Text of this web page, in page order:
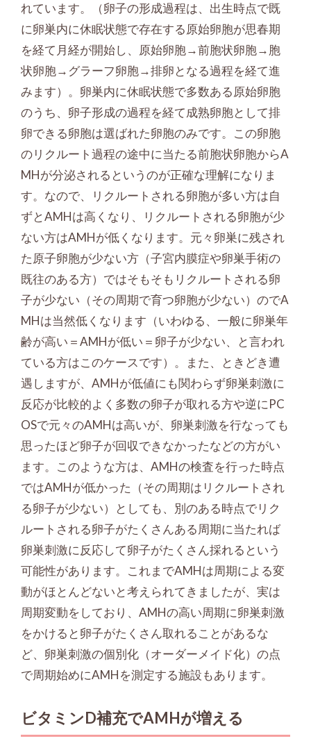
れています。（卵子の形成過程は、出生時点で既
に卵巣内に休眠状態で存在する原始卵胞が思春期
を経て月経が開始し、原始卵胞→前胞状卵胞→胞
状卵胞→グラーフ卵胞→排卵となる過程を経て進
みます）。卵巣内に休眠状態で多数ある原始卵胞
のうち、卵子形成の過程を経て成熟卵胞として排
卵できる卵胞は選ばれた卵胞のみです。この卵胞
のリクルート過程の途中に当たる前胞状卵胞からA
MHが分泌されるというのが正確な理解になりま
す。なので、リクルートされる卵胞が多い方は自
ずとAMHは高くなり、リクルートされる卵胞が少
ない方はAMHが低くなります。元々卵巣に残され
た原子卵胞が少ない方（子宮内膜症や卵巣手術の
既往のある方）ではそもそもリクルートされる卵
子が少ない（その周期で育つ卵胞が少ない）のでA
MHは当然低くなります（いわゆる、一般に卵巣年
齢が高い＝AMHが低い＝卵子が少ない、と言われ
ている方はこのケースです）。また、ときどき遭
遇しますが、AMHが低値にも関わらず卵巣刺激に
反応が比較的よく多数の卵子が取れる方や逆にPC
OSで元々のAMHは高いが、卵巣刺激を行なっても
思ったほど卵子が回収できなかったなどの方がい
ます。このような方は、AMHの検査を行った時点
ではAMHが低かった（その周期はリクルートされ
る卵子が少ない）としても、別のある時点でリク
ルートされる卵子がたくさんある周期に当たれば
卵巣刺激に反応して卵子がたくさん採れるという
可能性があります。これまでAMHは周期による変
動がほとんどないと考えられてきましたが、実は
周期変動をしており、AMHの高い周期に卵巣刺激
をかけると卵子がたくさん取れることがあるな
ど、卵巣刺激の個別化（オーダーメイド化）の点
で周期始めにAMHを測定する施設もあります。
ビタミンD補充でAMHが増える